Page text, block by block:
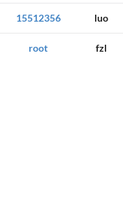
15512356 luo
root fzl